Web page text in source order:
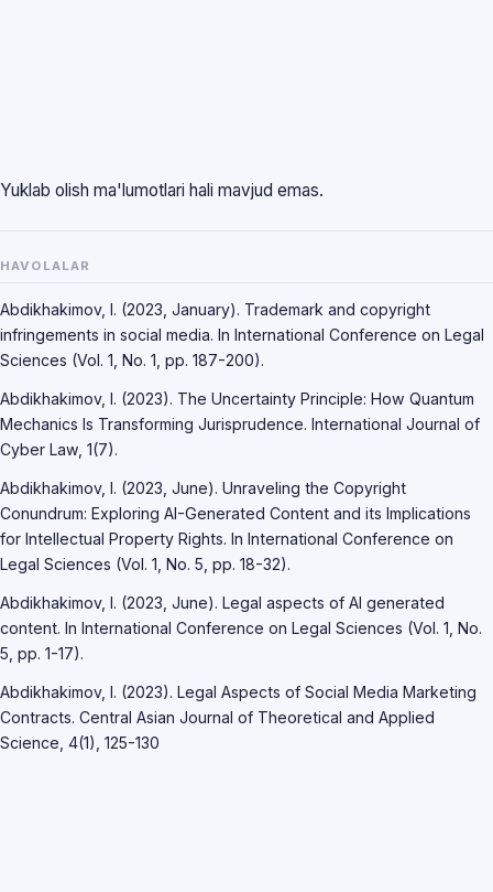
Yuklab olish ma'lumotlari hali mavjud emas.
HAVOLALAR
Abdikhakimov, I. (2023, January). Trademark and copyright
infringements in social media. In International Conference on Legal
Sciences (Vol. 1, No. 1, pp. 187-200).
Abdikhakimov, I. (2023). The Uncertainty Principle: How Quantum
Mechanics Is Transforming Jurisprudence. International Journal of
Cyber Law, 1(7).
Abdikhakimov, I. (2023, June). Unraveling the Copyright
Conundrum: Exploring AI-Generated Content and its Implications
for Intellectual Property Rights. In International Conference on
Legal Sciences (Vol. 1, No. 5, pp. 18-32).
Abdikhakimov, I. (2023, June). Legal aspects of AI generated
content. In International Conference on Legal Sciences (Vol. 1, No.
5, pp. 1-17).
Abdikhakimov, I. (2023). Legal Aspects of Social Media Marketing
Contracts. Central Asian Journal of Theoretical and Applied
Science, 4(1), 125-130